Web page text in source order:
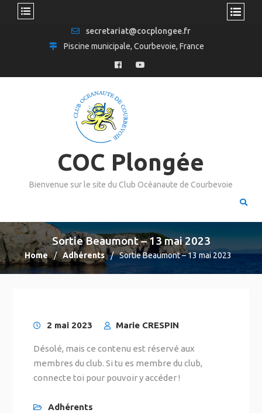
secretariat@cocplongee.fr
Piscine municipale, Courbevoie, France
COC Plongée
Bienvenue sur le site du Club Océanaute de Courbevoie
Sortie Beaumont – 13 mai 2023
Home Adhérents Sortie Beaumont – 13 mai 2023
2 mai 2023 Marie CRESPIN
Désolé, mais ce contenu est réservé aux
membres du club. Si tu es membre du club,
connecte toi pour pouvoir y accéder !
Adhérents